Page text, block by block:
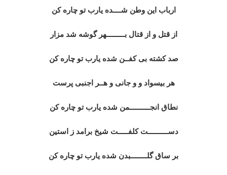
ارباب این وطن شــــده یارب تو چاره کن
از قتل و از قتال بـــــــــهر گوشه شد مزار
صد کشته بی کفــن شده یارب تو چاره کن
هر بیسواد و و جانی و هــر اجنبی پرست
نطاق انجــــــــــمن شده یارب تو چاره کن
دســــــــــت کلفـــــت شیخ برامد ز استین
بر ساق گلــــــــبدن شده یارب تو چاره کن